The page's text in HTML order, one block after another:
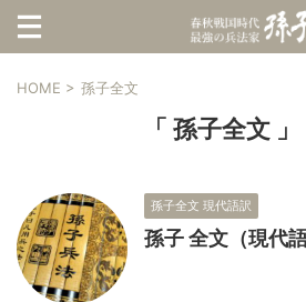
HOME > 孫子全文
「 孫子全文
孫子全文 現代語訳
孫子 全文（現代